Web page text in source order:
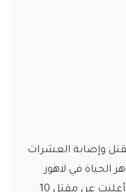
وإصابة العشرات
الحياة في لاهور
ومدن أخرى. السلطات الباكستانية أعلنت عن مقتل 10